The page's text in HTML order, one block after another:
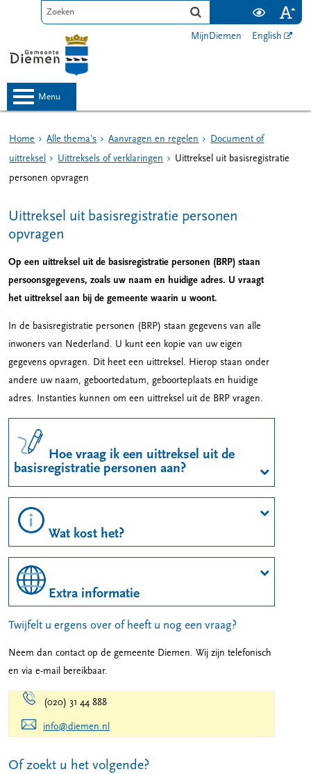
MijnDiemen English
menu
Home Alle thema's Aanvragen en regelen
Document of
uittreksel
Uittreksels of verklaringen
Uittreksel uit basisregistratie
personen opvragen
Uittreksel uit basisregistratie personen
opvragen
Op een uittreksel uit de basisregistratie personen (BRP) staan
persoonsgegevens, zoals uw naam en huidige adres. U vraagt
het uittreksel aan bij de gemeente waarin u woont.
In de basisregistratie personen (BRP) staan gegevens van alle
inwoners van Nederland. U kunt een kopie van uw eigen
gegevens opvragen. Dit heet een uittreksel. Hierop staan onder
andere uw naam, geboortedatum, geboorteplaats en huidige
adres. Instanties kunnen om een uittreksel uit de BRP vragen.
Hoe vraag ik een uittreksel uit de
basisregistratie personen aan?
Wat kost het?
Extra informatie
Twijfelt u ergens over of heeft u nog een vraag?
Neem dan contact op de gemeente Diemen. Wij zijn telefonisch
en via e-mail bereikbaar.
(020) 31 44 888
info@diemen.nl
Of zoekt u het volgende?